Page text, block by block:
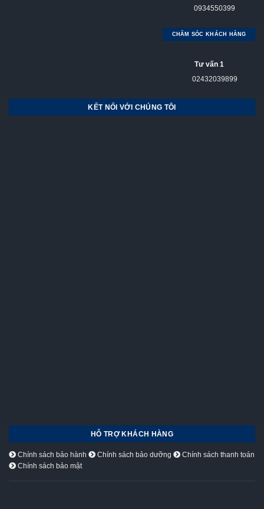
0934550399
CHĂM SÓC KHÁCH HÀNG
Tư vấn 1
02432039899
KẾT NỐI VỚI CHÚNG TÔI
HỖ TRỢ KHÁCH HÀNG
Chính sách bảo hành Chính sách bảo dưỡng
Chính sách thanh toán
Chính sách bảo mật